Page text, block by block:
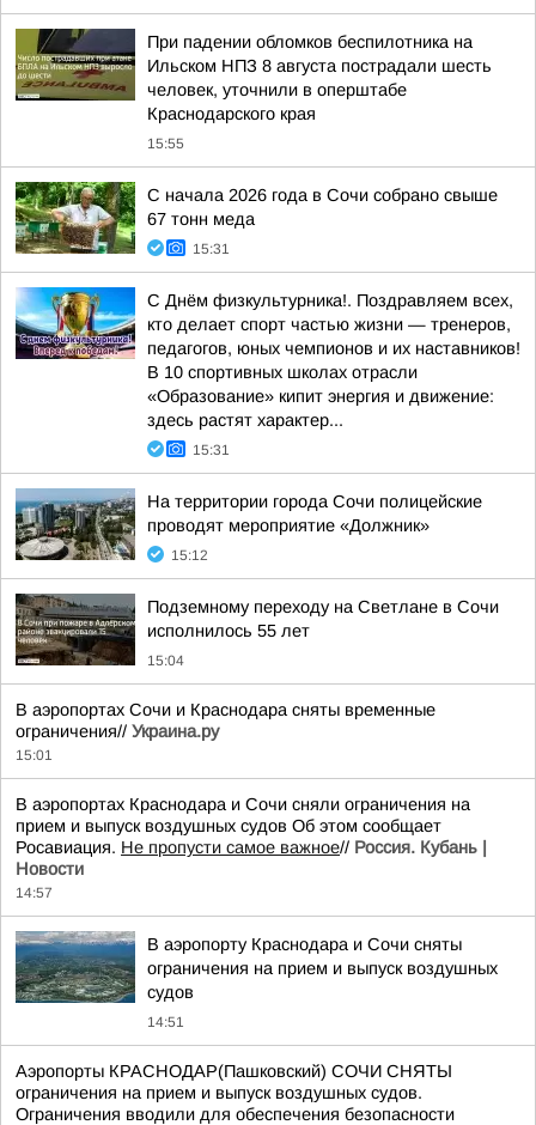
При падении обломков беспилотника на
Ильском НПЗ 8 августа пострадали шесть
человек, уточнили в оперштабе
Краснодарского края
15:55
С начала 2026 года в Сочи собрано свыше
67 тонн меда
15:31
С Днём физкультурника!. Поздравляем всех,
кто делает спорт частью жизни — тренеров,
педагогов, юных чемпионов и их наставников!
В 10 спортивных школах отрасли
«Образование» кипит энергия и движение:
здесь растят характер...
15:31
На территории города Сочи полицейские
проводят мероприятие «Должник»
15:12
Подземному переходу на Светлане в Сочи
исполнилось 55 лет
15:04
В аэропортах Сочи и Краснодара сняты временные
ограничения// Украина.ру
15:01
В аэропортах Краснодара и Сочи сняли ограничения на
прием и выпуск воздушных судов Об этом сообщает
Росавиация. Не пропусти самое важное// Россия. Кубань |
Новости
14:57
В аэропорту Краснодара и Сочи сняты
ограничения на прием и выпуск воздушных
судов
14:51
Аэропорты КРАСНОДАР(Пашковский) СОЧИ СНЯТЫ
ограничения на прием и выпуск воздушных судов.
Ограничения вводили для обеспечения безопасности